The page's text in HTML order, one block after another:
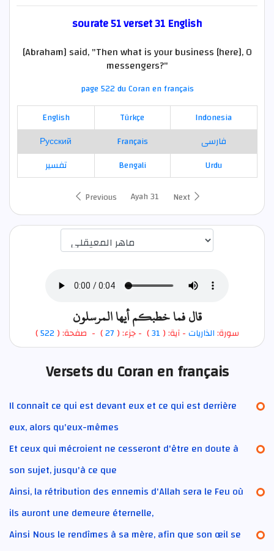
sourate 51 verset 31 English
[Abraham] said, "Then what is your business [here], O
messengers?"
page 522 du Coran en français
English
Türkçe
Indonesia
Русский
Français
فارسی
تفسير
Bengali
Urdu
Previous
Ayah 31 Next
قال فما خطبكم أيها المرسلون
سورة:الذاريات- آية: ( 31
) - جزء: ( 27) - صفحة: ( 522
)
Versets du Coran en français
Il connaît ce qui est devant eux et ce qui est derrière
eux, alors qu'eux-mêmes
Et ceux qui mécroient ne cesseront d'être en doute à
son sujet, jusqu'à ce que
Ainsi, la rétribution des ennemis d'Allah sera le Feu où
ils auront une demeure éternelle,
Ainsi Nous le rendîmes à sa mère, afin que son œil se